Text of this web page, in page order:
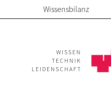
Wissensbilanz
WISSEN
TECHNIK
LEIDENSCHAFT